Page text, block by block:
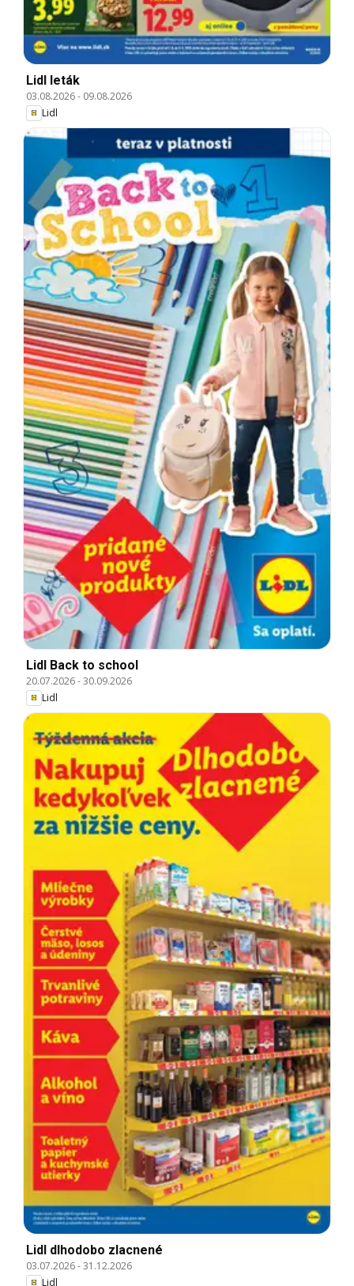
Lidl leták
03.08.2026- 09.08.2026
Lidl
Lidl Back to school
20.07.2026-30.09.2026
Lidl
Lidl dlhodobo zlacnené
03.07.2026-31.12.2026
Lidl